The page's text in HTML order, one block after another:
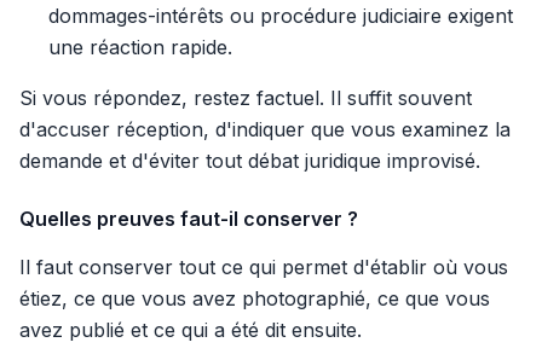
dommages-intérêts ou procédure judiciaire exigent
une réaction rapide.
Si vous répondez, restez factuel. Il suffit souvent
d'accuser réception, d'indiquer que vous examinez la
demande et d'éviter tout débat juridique improvisé.
Quelles preuves faut-il conserver ?
Il faut conserver tout ce qui permet d'établir où vous
étiez, ce que vous avez photographié, ce que vous
avez publié et ce qui a été dit ensuite.